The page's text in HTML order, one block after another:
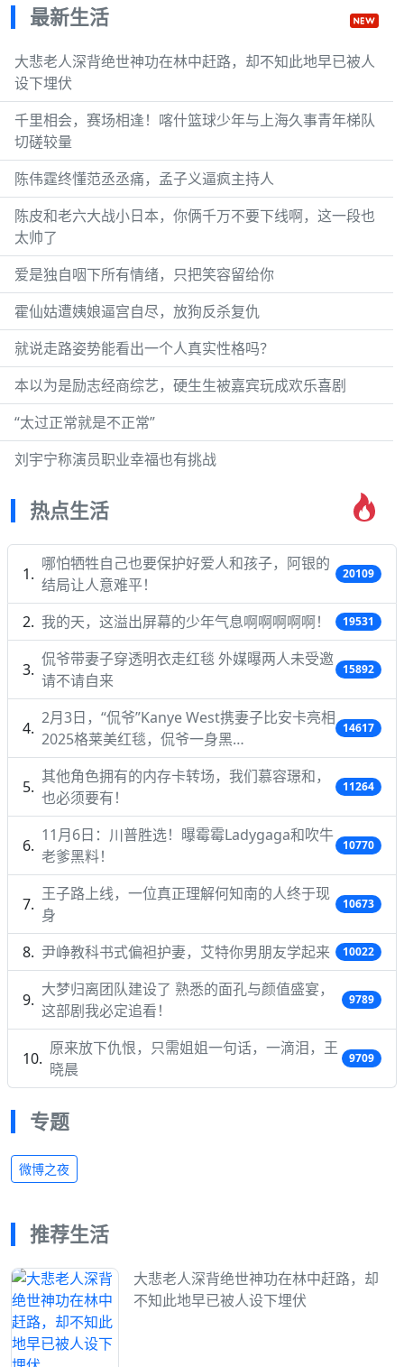
最新生活
大悲老人深背绝世神功在林中赶路，却不知此地早已被人
设下埋伏
千里相会，赛场相逢！喀什篮球少年与上海久事青年梯队
切磋较量
陈伟霆终懂范丞丞痛，孟子义逼疯主持人
陈皮和老六大战小日本，你俩千万不要下线啊，这一段也
太帅了
爱是独自咽下所有情绪，只把笑容留给你
霍仙姑遭姨娘逼宫自尽，放狗反杀复仇
就说走路姿势能看出一个人真实性格吗？
本以为是励志经商综艺，硬生生被嘉宾玩成欢乐喜剧
“太过正常就是不正常”
刘宇宁称演员职业幸福也有挑战
热点生活
哪怕牺牲自己也要保护好爱人和孩子，阿银的
结局让人意难平！
20109
我的天，这溢出屏幕的少年气息啊啊啊啊啊！ 19531
侃爷带妻子穿透明衣走红毯 外媒曝两人未受邀
请不请自来
15892
2月3日，“侃爷”Kanye West携妻子比安卡亮相
2025格莱美红毯，侃爷一身黑…
14617
其他角色拥有的内存卡转场，我们慕容璟和，
也必须要有！
11264
11月6日：川普胜选！曝霉霉Ladygaga和吹牛
老爹黑料！
10770
王子路上线，一位真正理解何知南的人终于现
身
10673
尹峥教科书式偏袒护妻，艾特你男朋友学起来 10022
大梦归离团队建设了 熟悉的面孔与颜值盛宴，
这部剧我必定追看！
9789
原来放下仇恨，只需姐姐一句话，一滴泪，王
晓晨
9709
专题
微博之夜
推荐生活
大悲老人深背绝世神功在林中赶路，却
不知此地早已被人设下埋伏